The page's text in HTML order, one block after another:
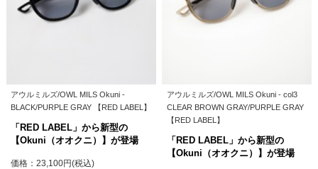
アウルミルズ/OWL MILS Okuni -
BLACK/PURPLE GRAY 【RED LABEL】
「RED LABEL」から新型の
【Okuni（オオクニ）】が登場
価格：23,100円(税込)
アウルミルズ/OWL MILS Okuni - col3
CLEAR BROWN GRAY/PURPLE GRAY
【RED LABEL】
「RED LABEL」から新型の
【Okuni（オオクニ）】が登場